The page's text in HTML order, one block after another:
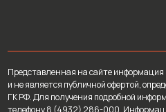
Представленная на сайте
и не является публичной офертой,
ГК РФ. Для получения подробной
телефону 8 (4932) 286-000.